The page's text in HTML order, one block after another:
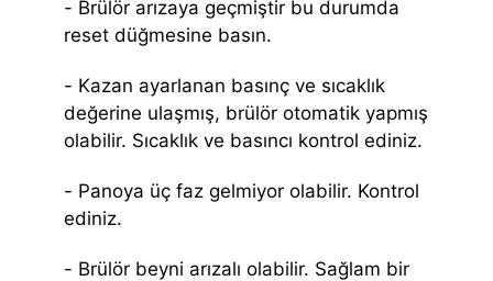
- Brülör arızaya geçmiştir bu durumda
reset düğmesine basın.
- Kazan ayarlanan basınç ve sıcaklık
değerine ulaşmış, brülör otomatik yapmış
olabilir. Sıcaklık ve basıncı kontrol ediniz.
- Panoya üç faz gelmiyor olabilir. Kontrol
ediniz.
- Brülör beyni arızalı olabilir. Sağlam bir